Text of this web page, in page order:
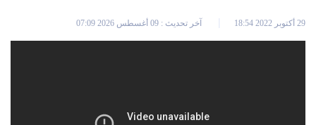
29 أكتوبر 2022 18:54 آخر تحديث : 09 أغسطس 2026 07:09